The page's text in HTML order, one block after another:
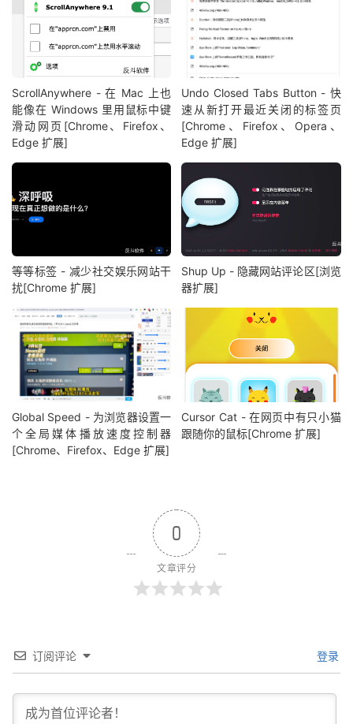
ScrollAnywhere - 在 Mac 上也
能像在 Windows 里用鼠标中键
滑动网页[Chrome、Firefox、
Edge 扩展]
Undo Closed Tabs Button - 快
速从新打开最近关闭的标签页
[Chrome、Firefox、Opera、
Edge 扩展]
等等标签 - 减少社交娱乐网站干
扰[Chrome 扩展]
Shup Up - 隐藏网站评论区[浏览
器扩展]
Global Speed - 为浏览器设置一
个全局媒体播放速度控制器
[Chrome、Firefox、Edge 扩展]
Cursor Cat - 在网页中有只小猫
跟随你的鼠标[Chrome 扩展]
0
文章评分
订阅评论 登录